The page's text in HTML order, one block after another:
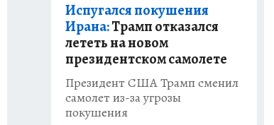
Испугался покушения
Ирана:Трамп отказался
лететь на новом
президентском самолете
Президент США Трамп сменил
самолет из-за угрозы
покушения